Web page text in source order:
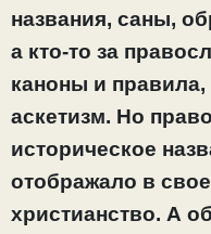
названия, саны,
а кто-то за
каноны и
аскетизм. Но
историческое
отображало в
христианство. А